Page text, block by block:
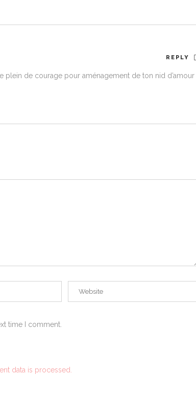
REPLY
plein de courage pour aménagement de ton nid d’amour
time I comment.
data is processed.